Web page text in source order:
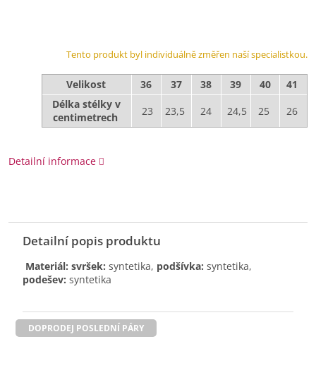
Tento produkt byl individuálně změřen naší specialistkou.
Velikost 36 37 38 39 40
41
Délka stélky v
centimetrech
23 23,5 24 24,5 25 26
Detailní informace
Detailní popis produktu
Materiál: svršek: syntetika, podšívka: syntetika,
podešev: syntetika
DOPRODEJ POSLEDNÍ PÁRY